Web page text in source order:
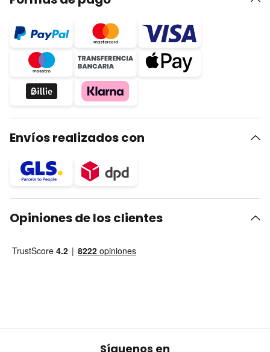
Envíos realizados con
Opiniones de los clientes
Síguenos en